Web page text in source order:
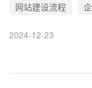
况。 其实，这是企
虑过自己该如何创建
是怎样的?
网站建设流程
2024-12-23